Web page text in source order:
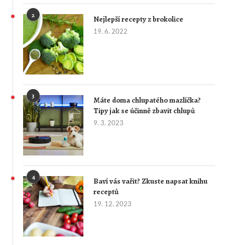
2 Nejlepší recepty z brokolice
19. 6. 2022
3
Máte doma chlupatého mazlíčka?
Tipy jak se účinně zbavit chlupů
9. 3. 2023
4
Baví vás vařit? Zkuste napsat knihu
receptů
19. 12. 2023